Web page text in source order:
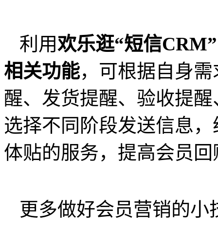
利用欢乐逛“短信
相关功能，可根据自身
醒、发货提醒、验收提
选择不同阶段发送信息
体贴的服务，提高会员回
更多做好会员营销的小